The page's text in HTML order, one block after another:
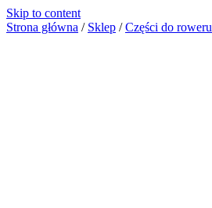
Skip to content
Strona główna / Sklep / Części do roweru